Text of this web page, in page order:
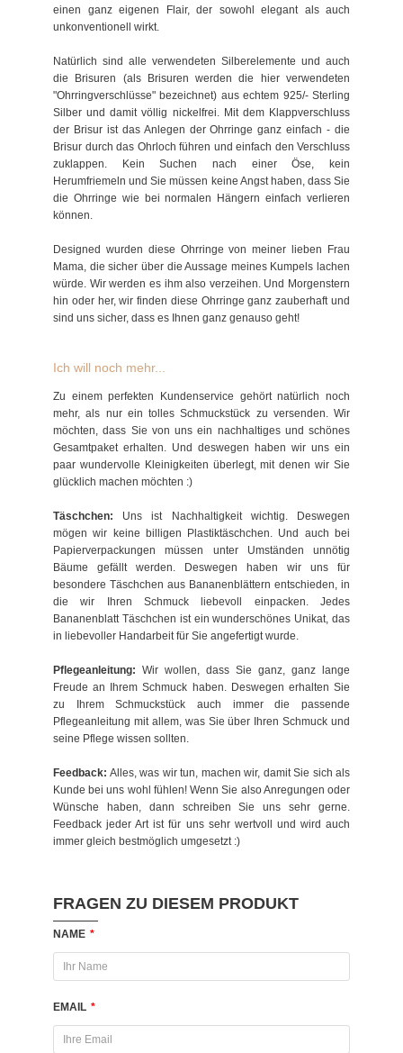
FRAGEN ZU DIESEM PRODUKT
NAME *
EMAIL *
einen ganz eigenen Flair, der sowohl elegant als auch
unkonventionell wirkt.
Natürlich sind alle verwendeten Silberelemente und auch
die Brisuren (als Brisuren werden die hier verwendeten
"Ohrringverschlüsse" bezeichnet) aus echtem 925/- Sterling
Silber und damit völlig nickelfrei. Mit dem Klappverschluss
der Brisur ist das Anlegen der Ohrringe ganz einfach - die
Brisur durch das Ohrloch führen und einfach den Verschluss
zuklappen. Kein Suchen nach einer Öse, kein
Herumfriemeln und Sie müssen keine Angst haben, dass Sie
die Ohrringe wie bei normalen Hängern einfach verlieren
können.
Designed wurden diese Ohrringe von meiner lieben Frau
Mama, die sicher über die Aussage meines Kumpels lachen
würde. Wir werden es ihm also verzeihen. Und Morgenstern
hin oder her, wir finden diese Ohrringe ganz zauberhaft und
sind uns sicher, dass es Ihnen ganz genauso geht!
Ich will noch mehr...
Zu einem perfekten Kundenservice gehört natürlich noch
mehr, als nur ein tolles Schmuckstück zu versenden. Wir
möchten, dass Sie von uns ein nachhaltiges und schönes
Gesamtpaket erhalten. Und deswegen haben wir uns ein
paar wundervolle Kleinigkeiten überlegt, mit denen wir Sie
glücklich machen möchten :)
Täschchen: Uns ist Nachhaltigkeit wichtig. Deswegen
mögen wir keine billigen Plastiktäschchen. Und auch bei
Papierverpackungen müssen unter Umständen unnötig
Bäume gefällt werden. Deswegen haben wir uns für
besondere Täschchen aus Bananenblättern entschieden, in
die wir Ihren Schmuck liebevoll einpacken. Jedes
Bananenblatt Täschchen ist ein wunderschönes Unikat, das
in liebevoller Handarbeit für Sie angefertigt wurde.
Pflegeanleitung: Wir wollen, dass Sie ganz, ganz lange
Freude an Ihrem Schmuck haben. Deswegen erhalten Sie
zu Ihrem Schmuckstück auch immer die passende
Pflegeanleitung mit allem, was Sie über Ihren Schmuck und
seine Pflege wissen sollten.
Feedback: Alles, was wir tun, machen wir, damit Sie sich als
Kunde bei uns wohl fühlen! Wenn Sie also Anregungen oder
Wünsche haben, dann schreiben Sie uns sehr gerne.
Feedback jeder Art ist für uns sehr wertvoll und wird auch
immer gleich bestmöglich umgesetzt :)